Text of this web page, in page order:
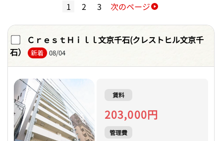
1 2 3 次のページ
ＣｒｅｓｔＨｉｌｌ文京千石(クレストヒル文京千
石）
新着 08/04
賃料
203,000円
管理費